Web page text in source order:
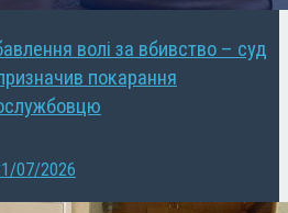
волі за вбивство – суд
покарання
07/2026